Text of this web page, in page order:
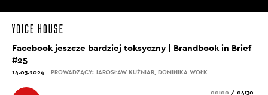
Facebook jeszcze bardziej toksyczny | Brandbook in Brief
#25
14.03.2024 PROWADZĄCY: JAROSŁAW KUŹNIAR, DOMINIKA WOŁK
00:00 / 04:30